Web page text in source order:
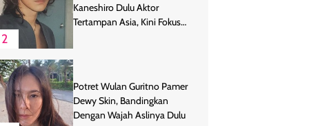
2
Kaneshiro Dulu Aktor
Tertampan Asia, Kini Fokus
Potret Wulan Guritno Pamer
Dewy Skin, Bandingkan
Dengan Wajah Aslinya Dulu